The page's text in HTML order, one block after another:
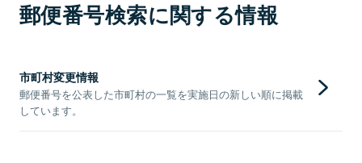
郵便番号検索に関する情報
市町村変更情報
郵便番号を公表した市町村の一覧を実施日の新しい順に掲載
しています。